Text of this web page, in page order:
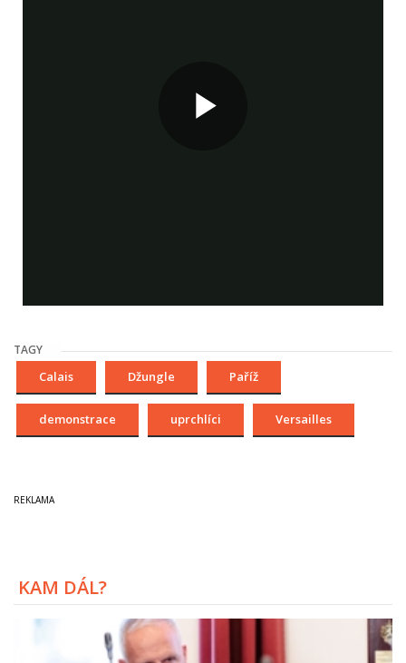
TAGY
Calais Džungle Paříž
demonstrace uprchlíci Versailles
KAM DÁL?